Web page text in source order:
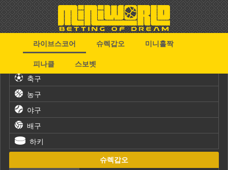
라이브스코어 슈렉갑오
미니홀짝
피나클
스보벳
축구
농구
야구
배구
하키
슈렉갑오